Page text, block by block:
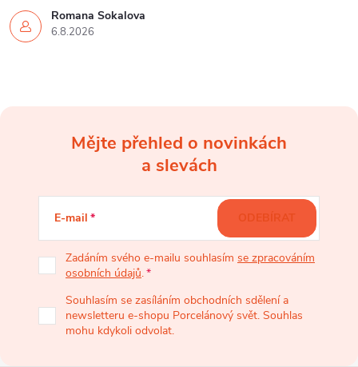
Romana Sokalova
6.8.2026
Mějte přehled o novinkách
a slevách
E-mail
Zadáním svého e-mailu souhlasím se zpracováním
osobních údajů.
Souhlasím se zasíláním obchodních sdělení a
newsletteru e-shopu Porcelánový svět. Souhlas
mohu kdykoli odvolat.
ODEBÍRAT